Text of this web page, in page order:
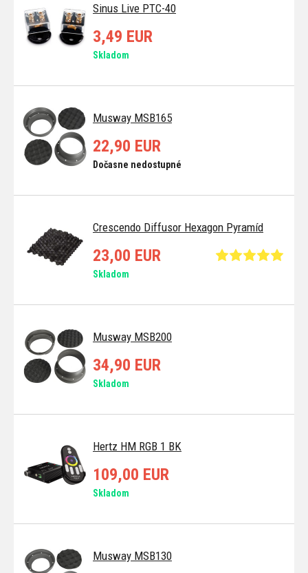
Sinus Live PTC-40
3,49 EUR
Skladom
Musway MSB165
22,90 EUR
Dočasne nedostupné
Crescendo Diffusor Hexagon Pyramíd
23,00 EUR
Skladom
Musway MSB200
34,90 EUR
Skladom
Hertz HM RGB 1 BK
109,00 EUR
Skladom
Musway MSB130